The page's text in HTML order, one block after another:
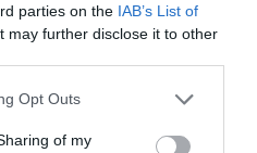
parties on the IAB’s List of
may further disclose it to other
uses one or more Google
behaviour. You may click to
Opt Outs
of my
το Lykavitos.gr
News
πρώτοι όλες τις